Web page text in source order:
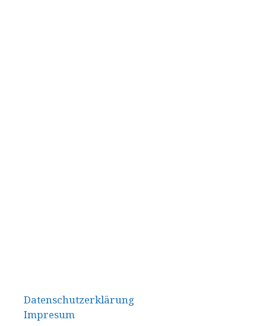
Datenschutzerklärung
Impresum